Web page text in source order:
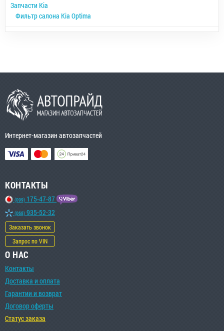
Запчасти Kia
Фильтр салона Kia Optima
Интернет-магазин автозапчастей
КОНТАКТЫ
(099) 175-47-87
(068) 935-52-32
Заказать звонок
Запрос по VIN
О НАС
Контакты
Доставка и оплата
Гарантии и возврат
Договор оферты
Статус заказа